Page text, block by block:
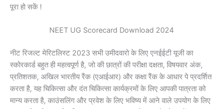
पूरा हो सकें !
NEET UG Scorecard Download 2024
नीट रिजल्ट मेरिटलिस्ट 2023 सभी उमीदवारो के लिए एनईईटी यूजी का
स्कोरकार्ड बहुत ही महत्वपूर्ण है, जो की छात्रों की परीक्षा दक्षता, विषयवार अंक,
प्रतिशतक, अखिल भारतीय रैंक (एआईआर) और कक्षा रैंक के आधार पे प्रदर्शित
करता है, यह चिकित्सा और दंत चिकित्सा कार्यक्रमों के लिए आपकी पात्रता को
मान्य करता है, काउंसलिंग और प्रवेश के लिए भविष्य में आने वाले उपयोग के लिए